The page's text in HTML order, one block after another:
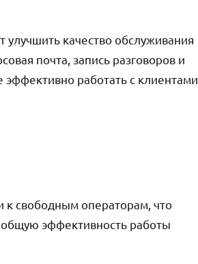
качество обслуживания
почта, запись разговоров и
эффективно работать с клиентами
к свободным операторам, что
эффективность работы